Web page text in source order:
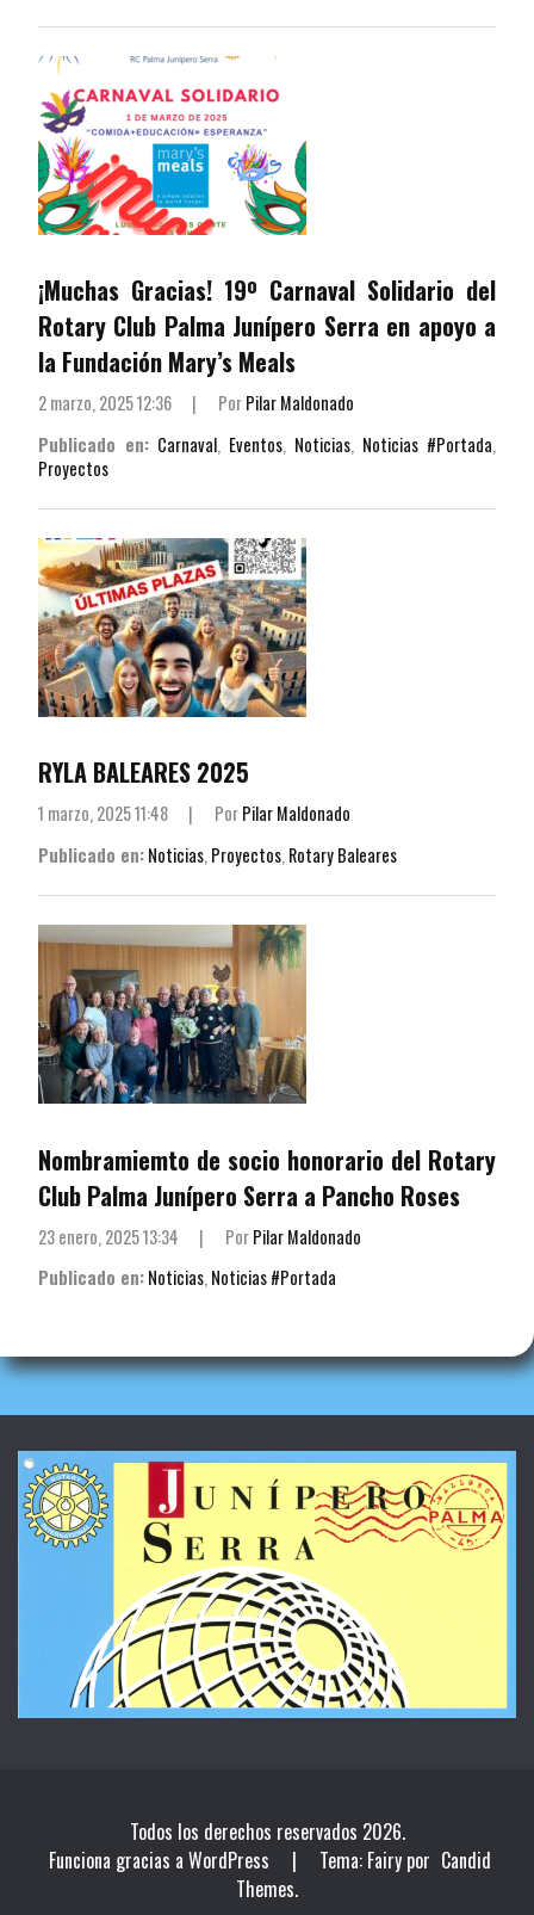
¡Muchas Gracias! 19º Carnaval Solidario del
Rotary Club Palma Junípero Serra en apoyo a
la Fundación Mary’s Meals
2 marzo, 2025 12:36 | PorPilar Maldonado
Publicado en: Carnaval, Eventos, Noticias, Noticias #Portada,
Proyectos
RYLA BALEARES 2025
1 marzo, 2025 11:48 | PorPilar Maldonado
Publicado en:Noticias, Proyectos, Rotary Baleares
Nombramiemto de socio honorario del Rotary
Club Palma Junípero Serra a Pancho Roses
23 enero, 2025 13:34 | PorPilar Maldonado
Publicado en:Noticias, Noticias #Portada
Todos los derechos reservados 2026.
Funciona gracias a WordPress
| Tema: Fairy por Candid
Themes.